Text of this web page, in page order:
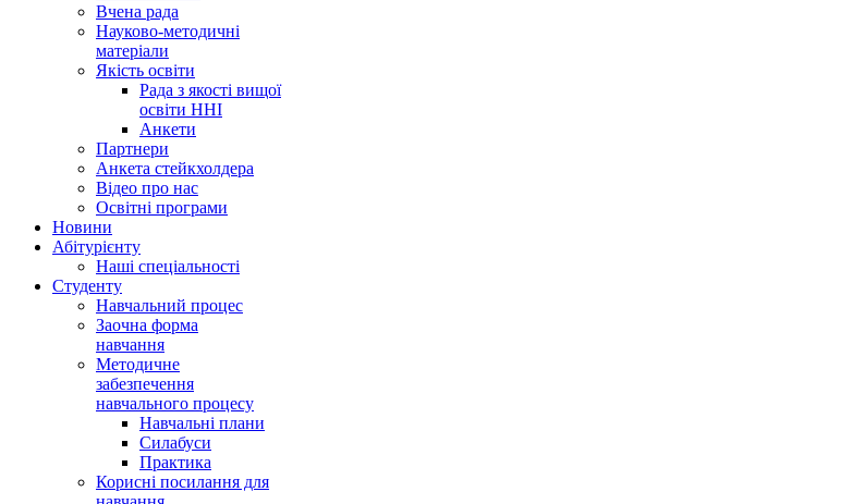
Вчена рада
Науково-методичні
матеріали
Якість освіти
Рада з якості вищої
освіти ННІ
Анкети
Партнери
Анкета стейкхолдера
Відео про нас
Освітні програми
Hовини
Абітурієнту
Наші спеціальності
Студенту
Навчальний процес
Заочна форма
навчання
Методичне
забезпечення
навчального процесу
Навчальні плани
Силабуси
Практика
Корисні посилання для